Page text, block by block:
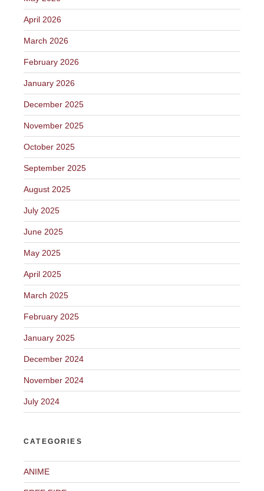
April 2026
March 2026
February 2026
January 2026
December 2025
November 2025
October 2025
September 2025
August 2025
July 2025
June 2025
May 2025
April 2025
March 2025
February 2025
January 2025
December 2024
November 2024
July 2024
CATEGORIES
ANIME